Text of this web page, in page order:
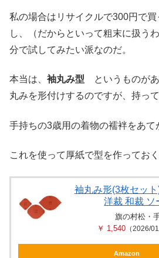
私の場合はリサイクルで300円で
し、（だからといって粗末に扱う
分で試してみたい派なのだ。
本当は、 袖丸み型
というものが
丸みを形付けするのですが、持っ
手持ちの3歳用の着物の襦袢をあて
これを使って厚紙で型を作ってお
袖丸み形(3枚セッ
洋裁 和裁 ソ
旗の村松・
￥ 1,540（2026/
Amazon